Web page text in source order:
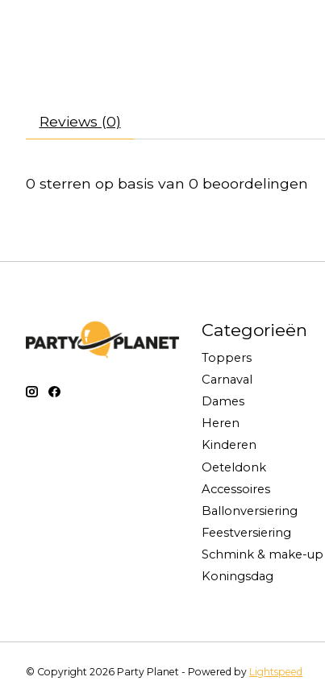
Reviews (0)
0 sterren op basis van 0 beoordelingen
Categorieën
Toppers
Carnaval
Dames
Heren
Kinderen
Oeteldonk
Accessoires
Ballonversiering
Feestversiering
Schmink & make-up
Koningsdag
© Copyright 2026 Party Planet - Powered by Lightspeed